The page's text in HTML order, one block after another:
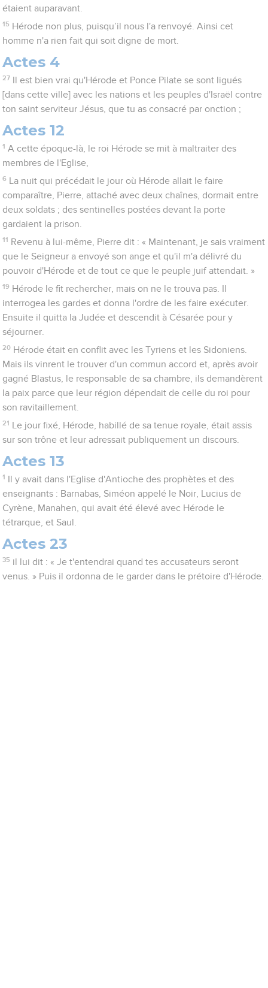
étaient auparavant.
15 Hérode non plus, puisqu’il nous l'a renvoyé. Ainsi cet
homme n'a rien fait qui soit digne de mort.
Actes 4
27
Il est bien vrai qu'Hérode et Ponce Pilate se sont ligués
[dans cette ville] avec les nations et les peuples d'Israël contre
ton saint serviteur Jésus, que tu as consacré par onction ;
Actes 12
1 A cette époque-là, le roi Hérode se mit à maltraiter des
membres de l'Eglise,
6
La nuit qui précédait le jour où Hérode allait le faire
comparaître, Pierre, attaché avec deux chaînes, dormait entre
deux soldats ; des sentinelles postées devant la porte
gardaient la prison.
11 Revenu à lui-même, Pierre dit : « Maintenant, je sais vraiment
que le Seigneur a envoyé son ange et qu'il m'a délivré du
pouvoir d'Hérode et de tout ce que le peuple juif attendait. »
19 Hérode le fit rechercher, mais on ne le trouva pas. Il
interrogea les gardes et donna l'ordre de les faire exécuter.
Ensuite il quitta la Judée et descendit à Césarée pour y
séjourner.
20 Hérode était en conflit avec les Tyriens et les Sidoniens.
Mais ils vinrent le trouver d'un commun accord et, après avoir
gagné Blastus, le responsable de sa chambre, ils demandèrent
la paix parce que leur région dépendait de celle du roi pour
son ravitaillement.
21
Le jour fixé, Hérode, habillé de sa tenue royale, était assis
sur son trône et leur adressait publiquement un discours.
Actes 13
1
Il y avait dans l'Eglise d'Antioche des prophètes et des
enseignants : Barnabas, Siméon appelé le Noir, Lucius de
Cyrène, Manahen, qui avait été élevé avec Hérode le
tétrarque, et Saul.
Actes 23
35 il lui dit : « Je t'entendrai quand tes accusateurs seront
venus. » Puis il ordonna de le garder dans le prétoire d'Hérode.